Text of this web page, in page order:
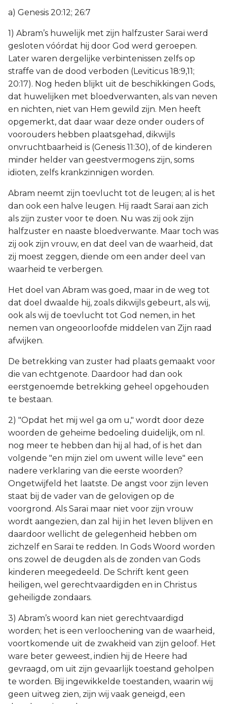
a) Genesis 20:12; 26:7
1) Abram’s huwelijk met zijn halfzuster Saraï werd
gesloten vóórdat hij door God werd geroepen.
Later waren dergelijke verbintenissen zelfs op
straffe van de dood verboden (Leviticus 18:9,11;
20:17). Nog heden blijkt uit de beschikkingen Gods,
dat huwelijken met bloedverwanten, als van neven
en nichten, niet van Hem gewild zijn. Men heeft
opgemerkt, dat daar waar deze onder ouders of
voorouders hebben plaatsgehad, dikwijls
onvruchtbaarheid is (Genesis 11:30), of de kinderen
minder helder van geestvermogens zijn, soms
idioten, zelfs krankzinnigen worden.
Abram neemt zijn toevlucht tot de leugen; al is het
dan ook een halve leugen. Hij raadt Saraï aan zich
als zijn zuster voor te doen. Nu was zij ook zijn
halfzuster en naaste bloedverwante. Maar toch was
zij ook zijn vrouw, en dat deel van de waarheid, dat
zij moest zeggen, diende om een ander deel van
waarheid te verbergen.
Het doel van Abram was goed, maar in de weg tot
dat doel dwaalde hij, zoals dikwijls gebeurt, als wij,
ook als wij de toevlucht tot God nemen, in het
nemen van ongeoorloofde middelen van Zijn raad
afwijken.
De betrekking van zuster had plaats gemaakt voor
die van echtgenote. Daardoor had dan ook
eerstgenoemde betrekking geheel opgehouden
te bestaan.
2) "Opdat het mij wel ga om u," wordt door deze
woorden de geheime bedoeling duidelijk, om nl.
nog meer te hebben dan hij al had, of is het dan
volgende "en mijn ziel om uwent wille leve" een
nadere verklaring van die eerste woorden?
Ongetwijfeld het laatste. De angst voor zijn leven
staat bij de vader van de gelovigen op de
voorgrond. Als Saraï maar niet voor zijn vrouw
wordt aangezien, dan zal hij in het leven blijven en
daardoor wellicht de gelegenheid hebben om
zichzelf en Saraï te redden. In Gods Woord worden
ons zowel de deugden als de zonden van Gods
kinderen meegedeeld. De Schrift kent geen
heiligen, wel gerechtvaardigden en in Christus
geheiligde zondaars.
3) Abram’s woord kan niet gerechtvaardigd
worden; het is een verloochening van de waarheid,
voortkomende uit de zwakheid van zijn geloof. Het
ware beter geweest, indien hij de Heere had
gevraagd, om uit zijn gevaarlijk toestand geholpen
te worden. Bij ingewikkelde toestanden, waarin wij
geen uitweg zien, zijn wij vaak geneigd, een